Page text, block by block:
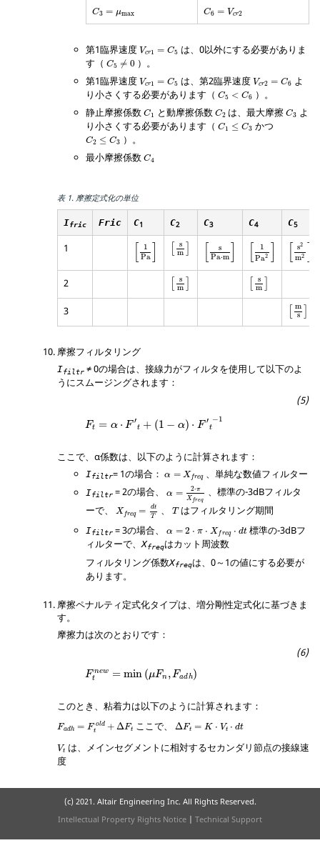
C3 = μmax
C3 C6 = Vcr2
C6 cr2
第1臨界速度 Vcr1 = C5
Vc C5 は、 0以外にする必要がありま
す（ C5 ≠ 0
C5 0
）。
第1臨界速度 Vcr1 = C5
Vc C5 は、第2臨界速度 Vcr2 = C6
Vc C6
よ
り小さくする必要があります（ C5 < C6
C5 C 6
）。
静止摩擦係数 C1
C1 と動摩擦係数 C2
C2 は、最大摩擦 C3
C3
よ
り小さくする必要があります（ C1 ≤ C3
C1 C 3 かつ
C2 ≤ C3
C2 C 3
）。
最小摩擦係数 C4
C4
表 1. 摩擦定式化の単位
Ifric Fric C1 C2 C3 C4 C5
1
1
Pa
s
m
s
Pa⋅m
1
Pa2
s2
m2
2
s
m
s
m
3
m
s
摩擦フィルタリング
Ifiltr ≠0の場合は、接線力がフィルタを使用して以下のよ
うにスムージングされます：
Ft = α ⋅ F ′
t + (1 − α) ⋅ F ′
t
−1
Ft +(1 )⋅ 1
ここで、 α係数は、以下のように計算されます：
Ifiltr= 1の場合： α = Xfreq
freq 、単純な数値フィルター
Ifiltr =2の場合、 α = 2⋅π
X freq
X freq 、標準の-3dBフィルタ
ーで、
X freq = dt
T
T 、 T はフィルタリング期間
Ifiltr =3の場合、 α = 2 ⋅ π ⋅ Xfreq ⋅ dt
π q⋅d
標準の-3dBフ
ィルターで、Xfreqはカット周波数
フィルタリング係数Xfreqは、 0～1の値にする必要が
あります。
摩擦ペナルティ定式化タイプは、増分剛性定式化に基づきま
す。
摩擦力は次のとおりです：
F new
t
= min (μFn ,Fadh)
Ftne =min (μFn Fa h
このとき、粘着力は以下のように計算されます：
Fadh = F old
t
+ ΔFt
Fa told+ t ここで、 ΔFt = K ⋅ Vt ⋅ dt
ΔFt= Vt⋅ t
Vt
Vt は、メインセグメントに相対するセカンダリ節点の接線速
度
(c) 2021. Altair Engineering Inc. All Rights Reserved.
Intellectual Property Rights Notice | Technical Support